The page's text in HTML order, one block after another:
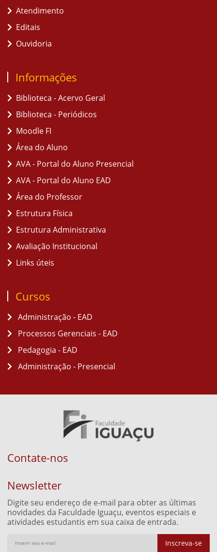
Atendimento
Editais
Ouvidoria
Informações
Biblioteca - Acervo Geral
Biblioteca - Periódicos
Moodle FI
Área do Aluno
AVA - Portal do Aluno Presencial
AVA - Portal do Aluno EAD
Área do Professor
Estrutura Física
Estrutura Administrativa
Avaliação Institucional
Links úteis
Cursos
Administração - EAD
Processos Gerenciais - EAD
Pedagogia - EAD
Administração - Presencial
Contate-nos
Newsletter
Digite seu endereço de e-mail para obter as últimas
novidades da Faculdade Iguaçu, eventos especiais e
atividades estudantis em sua caixa de entrada.
Inscreva-se